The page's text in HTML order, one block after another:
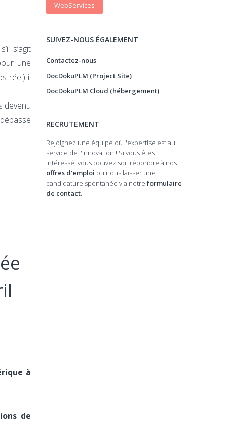
s’agit
une
réel) il
devenu
à
de
WebServices
SUIVEZ-NOUS ÉGALEMENT
Contactez-nous
DocDokuPLM (Project Site)
DocDokuPLM Cloud (hébergement)
RECRUTEMENT
Rejoignez une équipe où l'expertise est au
service de l'innovation ! Si vous êtes
intéressé, vous pouvez soit répondre à nos
offres d'emploi ou nous laisser une
candidature spontanée via notre formulaire
de contact.